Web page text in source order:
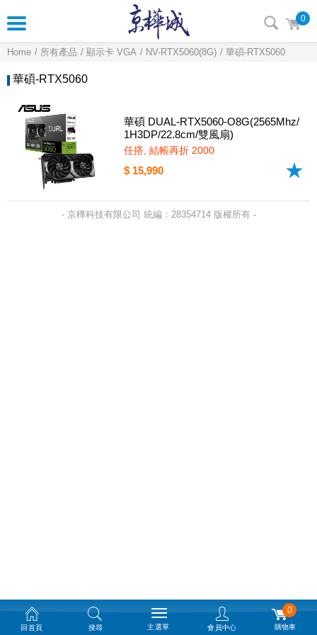
0
Home 所有產品 顯示卡 VGA NV-RTX5060(8G) 華碩-RTX5060
華碩-RTX5060
華碩 DUAL-RTX5060-O8G(2565Mhz/
1H3DP/22.8cm/雙風扇)
任搭, 結帳再折 2000
$ 15,990
- 京樺科技有限公司 統編：28354714 版權所有 -
回首頁 搜尋 主選單 會員中心
0
購物車